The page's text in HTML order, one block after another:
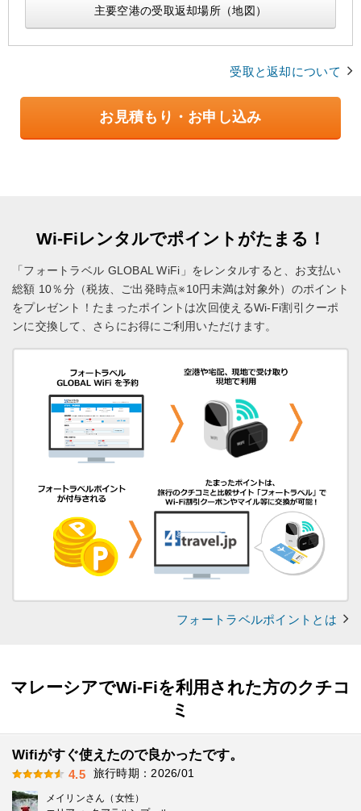
主要空港の受取返却場所（地図）
受取と返却について
お見積もり・お申し込み
Wi-Fiレンタルでポイントがたまる！
「フォートラベル GLOBAL WiFi」をレンタルすると、お支払い
総額 10％分（税抜、ご出発時点※10円未満は対象外）のポイント
をプレゼント！ たまったポイントは次回使えるWi-Fi割引クーポ
ンに交換して、さらにお得にご利用いただけます。
フォートラベルポイントとは
マレーシアでWi-Fiを利用された方のクチコ
ミ
Wifiがすぐ使えたので良かったです。
4.5 旅行時期：2026/01
メイリンさん（女性）